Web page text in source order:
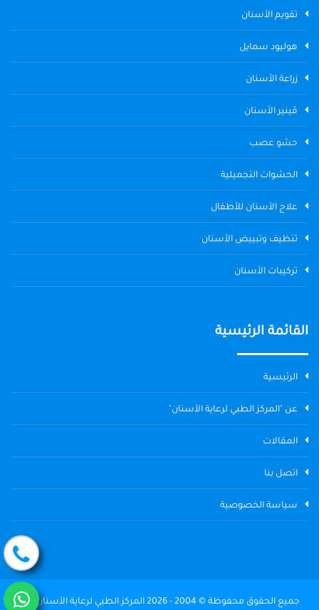
تقويم الأسنان
هوليود سمايل
زراعة الأسنان
ڤينير الأسنان
حشو عصب
الحشوات التجميلية
علاج الأسنان للأطفال
تنظيف وتبييض الأسنان
تركيبات الأسنان
القائمة الرئيسية
الرئيسية
عن "المركز الطبي لرعاية الأسنان"
المقالات
اتصل بنا
سياسة الخصوصية
جميع الحقوق محفوظة © 2004 - 2026 المركز الطبي لرعاية الأسنان The